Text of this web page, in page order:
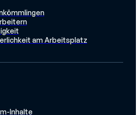
am Arbeitsplatz
Inhalte